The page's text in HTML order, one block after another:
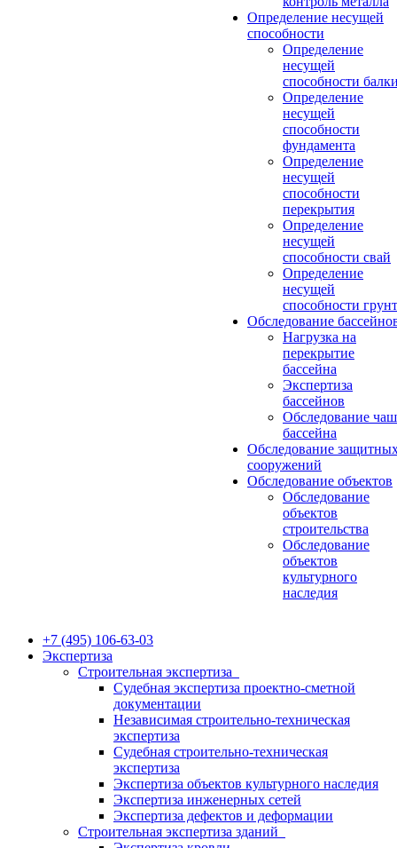
Определение несущей
способности
Определение
несущей
способности
Определение
несущей
способности
фундамента
Определение
несущей
способности
перекрытия
Определение
несущей
способности свай
Определение
несущей
способности
Обследование
Нагрузка на
перекрытие
бассейна
Экспертиза
бассейнов
Обследование
бассейна
Обследование
сооружений
Обследование объектов
Обследование
объектов
строительства
Обследование
объектов
культурного
наследия
+7 (495) 106-63-03
Экспертиза
Строительная экспертиза
Судебная экспертиза проектно-сметной
документации
Независимая строительно-техническая
экспертиза
Судебная строительно-техническая
экспертиза
Экспертиза объектов культурного наследия
Экспертиза инженерных сетей
Экспертиза дефектов и деформации
Строительная экспертиза зданий